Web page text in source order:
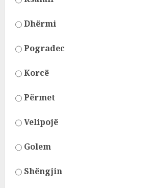
Dhërmi
Pogradec
Korcë
Përmet
Velipojë
Golem
Shëngjin